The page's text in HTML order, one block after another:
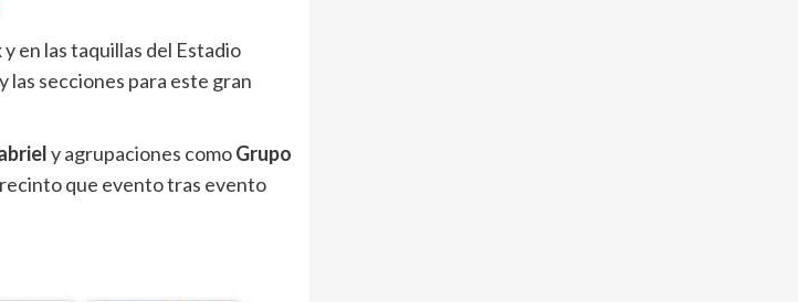
en las taquillas del Estadio
las secciones para este gran
y agrupaciones comoGrupo
que evento tras evento